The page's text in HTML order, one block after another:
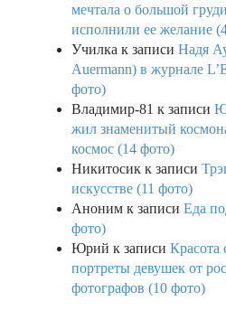
мечтала о большой
исполнили ее желание
Училка к записи Надя
Auermann) в журнале
фото)
Владимир-81 к записи
жил знаменитый
космос (14 фото)
Никитосик к записи
искусстве (11 фото)
Аноним к записи Еда
фото)
Юрий к записи Красота
портреты девушек от
фотографов (10 фото)